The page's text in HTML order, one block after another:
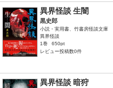
異界怪談 生闇
黒史郎
小説・実用書、竹書房怪談文庫
異界怪談
1巻
650pt
レビュー投稿数0件
異界怪談 暗狩